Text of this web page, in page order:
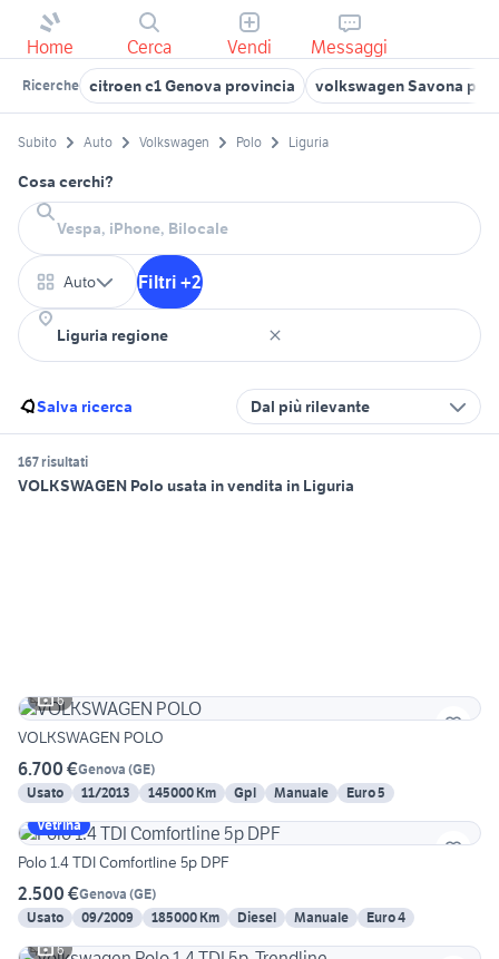
Home Cerca Vendi Messaggi
Ricerche citroen c1 Genova provincia volkswagen Savona
Subito Auto Volkswagen Polo Liguria
Cosa cerchi?
Auto Filtri +2
Salva ricerca Dal più rilevante
167 risultati
VOLKSWAGEN Polo usata in vendita in Liguria
6
VOLKSWAGEN POLO
6.700 €Genova (GE)
Usato
11/2013 145000 Km Gpl Manuale
Euro 5
Vetrina
Polo 1.4 TDI Comfortline 5p DPF
2.500 €Genova (GE)
Usato
09/2009 185000 Km Diesel Manuale
Euro 4
6